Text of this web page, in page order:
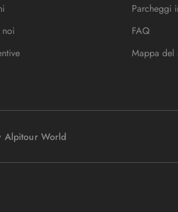
Parcheggi
FAQ
Mappa del
Alpitour World